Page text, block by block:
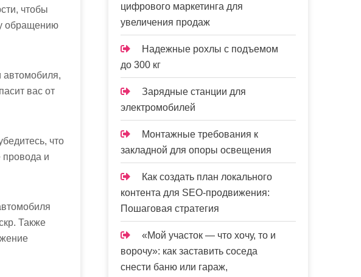
чтобы
обращению
автомобиля,
вас от
что
провода и
Также
цифрового маркетинга для
увеличения продаж
Надежные рохлы с подъемом
до 300 кг
Зарядные станции для
электромобилей
Монтажные требования к
закладной для опоры освещения
Как создать план локального
контента для SEO-продвижения:
Пошаговая стратегия
«Мой участок — что хочу, то и
ворочу»: как заставить соседа
снести баню или гараж,